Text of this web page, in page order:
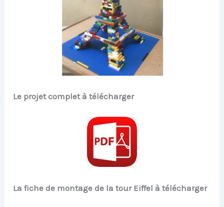
Le projet complet à télécharger
La fiche de montage de la tour Eiffel à télécharger